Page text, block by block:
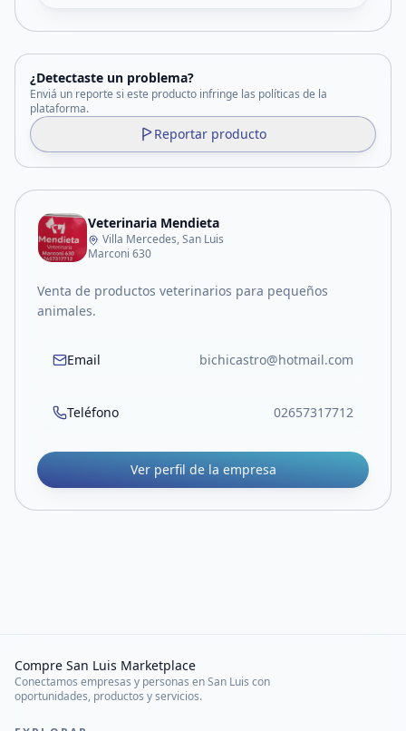
¿Detectaste un problema?
Enviá un reporte si este producto infringe las políticas de la
plataforma.
Reportar producto
Veterinaria Mendieta
Villa Mercedes, San Luis
Marconi 630
Venta de productos veterinarios para pequeños
animales.
Email bichicastro@hotmail.com
Teléfono 02657317712
Ver perfil de la empresa
Compre San Luis Marketplace
Conectamos empresas y personas en San Luis con
oportunidades, productos y servicios.